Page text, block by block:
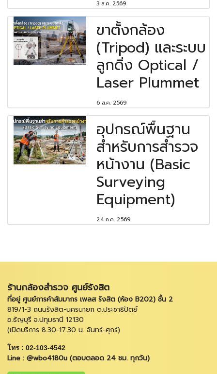
3 ส.ค. 2569
ขาตั้งกล้อง
(Tripod) และระบบ
ลูกดิ่ง Optical /
Laser Plummet
6 ส.ค. 2569
อุปกรณ์พื้นฐาน
สำหรับการสำรวจ
หน้างาน (Basic
Surveying
Equipment)
24 ก.ค. 2569
ร้านกล้องสำรวจ ศูนย์รังสิต
ที่อยู่ ศูนย์การค้าสัมมากร เพลส รังสิต (ห้อง B202) ชั้น 2
819/1-3 ถนนรังสิต-นครนายก ต.ประชาธิปัตย์
อ.ธัญบุรี จ.ปทุมธานี 12130
(เปิดบริการ 8.30-17.30 น. จันทร์-ศุกร์)
โทร : 02-103-4542
Line : @wbo4180u (ตอบตลอด 24 ชม. ทุกวัน)